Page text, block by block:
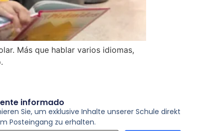
Más que hablar varios idiomas,
informado
Sie, um exklusive Inhalte unserer Schule direkt
Posteingang zu erhalten.